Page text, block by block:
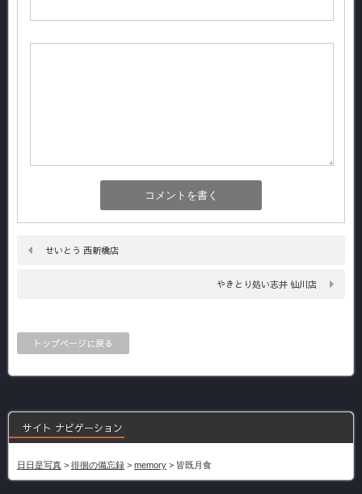
せいとう 西新橋店
やきとり処い志井 仙川店
トップページに戻る
サイト ナビゲーション
日日是写真 > 徘徊の備忘録 > memory > 皆既月食